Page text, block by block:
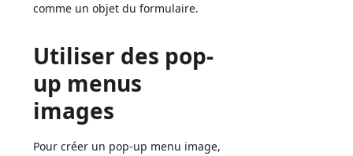
comme un objet du formulaire.
Utiliser des pop-
up menus
images
Pour créer un pop-up menu image,